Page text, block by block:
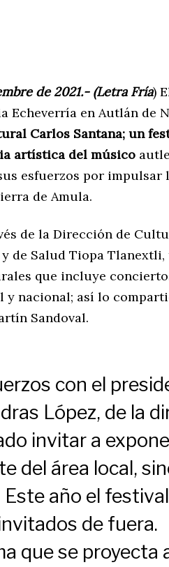
de 2021.- (Letra Fría)
Echeverría en Autlán de
Carlos Santana; un
artística del músico
esfuerzos por impulsar
de Amula.
de la Dirección de
de Salud Tiopa Tlanextli,
que incluye
y nacional; así lo
Sandoval.
con el
López, de la
invitar a
del área local,
año el
de fuera.
que se proyecta